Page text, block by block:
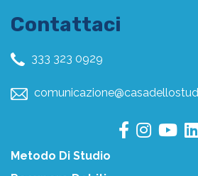
Contattaci
333 323 0929
Metodo Di Studio